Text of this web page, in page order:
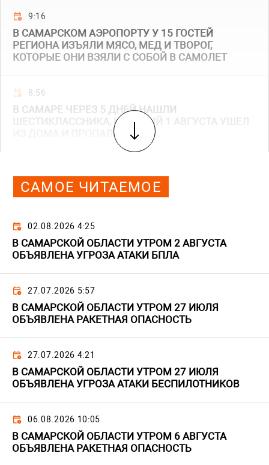
9:16
В САМАРСКОМ АЭРОПОРТУ У 15 ГОСТЕЙ
РЕГИОНА ИЗЪЯЛИ МЯСО, МЕД И ТВОРОГ,
КОТОРЫЕ ОНИ ВЗЯЛИ С СОБОЙ В САМОЛЕТ
8:56
В САМАРЕ ЧЕРЕЗ 5 ДНЕЙ НАШЛИ
ШЕСТИКЛАССНИКА, КОТОРЫЙ 1 АВГУСТА УШЕЛ
САМОЕ ЧИТАЕМОЕ
02.08.2026 4:25
В САМАРСКОЙ ОБЛАСТИ УТРОМ 2 АВГУСТА
ОБЪЯВЛЕНА УГРОЗА АТАКИ БПЛА
27.07.2026 5:57
В САМАРСКОЙ ОБЛАСТИ УТРОМ 27 ИЮЛЯ
ОБЪЯВЛЕНА РАКЕТНАЯ ОПАСНОСТЬ
27.07.2026 4:21
В САМАРСКОЙ ОБЛАСТИ УТРОМ 27 ИЮЛЯ
ОБЪЯВЛЕНА УГРОЗА АТАКИ БЕСПИЛОТНИКОВ
06.08.2026 10:05
В САМАРСКОЙ ОБЛАСТИ УТРОМ 6 АВГУСТА
ОБЪЯВЛЕНА РАКЕТНАЯ ОПАСНОСТЬ